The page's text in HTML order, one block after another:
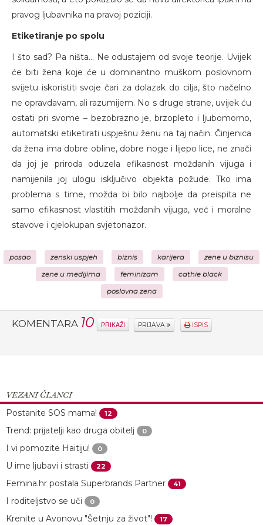
pravog ljubavnika na pravoj poziciji.
Etiketiranje po spolu
I što sad? Pa ništa... Ne odustajem od svoje teorije. Uvijek
će biti žena koje će u dominantno muškom poslovnom
svijetu iskoristiti svoje čari za dolazak do cilja, što načelno
ne opravdavam, ali razumijem. No s druge strane, uvijek ću
ostati pri svome – bezobrazno je, brzopleto i ljubomorno,
automatski etiketirati uspješnu ženu na taj način. Činjenica
da žena ima dobre obline, dobre noge i lijepo lice, ne znači
da joj je priroda oduzela efikasnost moždanih vijuga i
namijenila joj ulogu isključivo objekta požude. Tko ima
problema s time, možda bi bilo najbolje da preispita ne
samo efikasnost vlastitih moždanih vijuga, već i moralne
stavove i cjelokupan svjetonazor.
posao zenski uspjeh biznis karijera zene u biznisu
zene u medijima feminizam cathie black
poslovna zena
KOMENTARA 10 PRIKAŽI PRIJAVA ISPIS
VEZANI ČLANCI
Postanite SOS mama!
12
Trend: prijatelji kao druga obitelj 0
I vi pomozite Haitiju! 0
U ime ljubavi i strasti 22
Femina.hr postala Superbrands Partner 41
I roditeljstvo se uči 0
Krenite u Avonovu "Šetnju za život"! 17